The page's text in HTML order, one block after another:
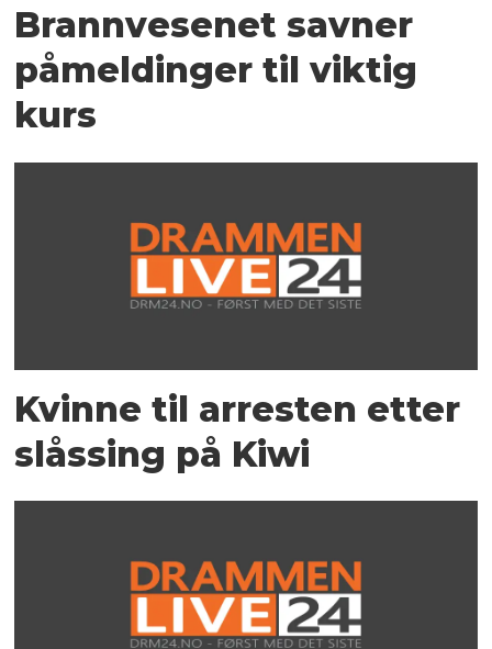
Brannvesenet savner
påmeldinger til viktig
kurs
Kvinne til arresten etter
slåssing på Kiwi